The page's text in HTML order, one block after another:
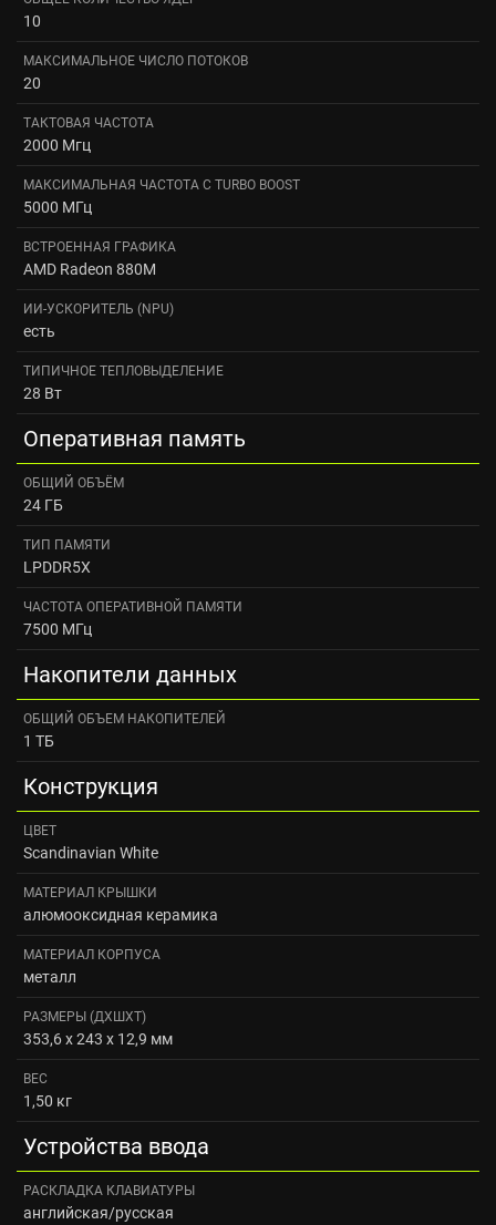
10
МАКСИМАЛЬНОЕ ЧИСЛО ПОТОКОВ
20
ТАКТОВАЯ ЧАСТОТА
2000 Мгц
МАКСИМАЛЬНАЯ ЧАСТОТА С TURBO BOOST
5000 МГц
ВСТРОЕННАЯ ГРАФИКА
AMD Radeon 880M
ИИ-УСКОРИТЕЛЬ (NPU)
есть
ТИПИЧНОЕ ТЕПЛОВЫДЕЛЕНИЕ
28 Вт
Оперативная память
ОБЩИЙ ОБЪЁМ
24 ГБ
ТИП ПАМЯТИ
LPDDR5X
ЧАСТОТА ОПЕРАТИВНОЙ ПАМЯТИ
7500 МГц
Накопители данных
ОБЩИЙ ОБЪЕМ НАКОПИТЕЛЕЙ
1 ТБ
Конструкция
ЦВЕТ
Scandinavian White
МАТЕРИАЛ КРЫШКИ
алюмооксидная керамика
МАТЕРИАЛ КОРПУСА
металл
РАЗМЕРЫ (ДXШXТ)
353,6 x 243 x 12,9 мм
ВЕС
1,50 кг
Устройства ввода
РАСКЛАДКА КЛАВИАТУРЫ
английская/русская